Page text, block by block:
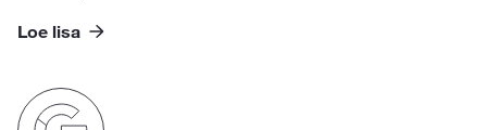
Loe lisa